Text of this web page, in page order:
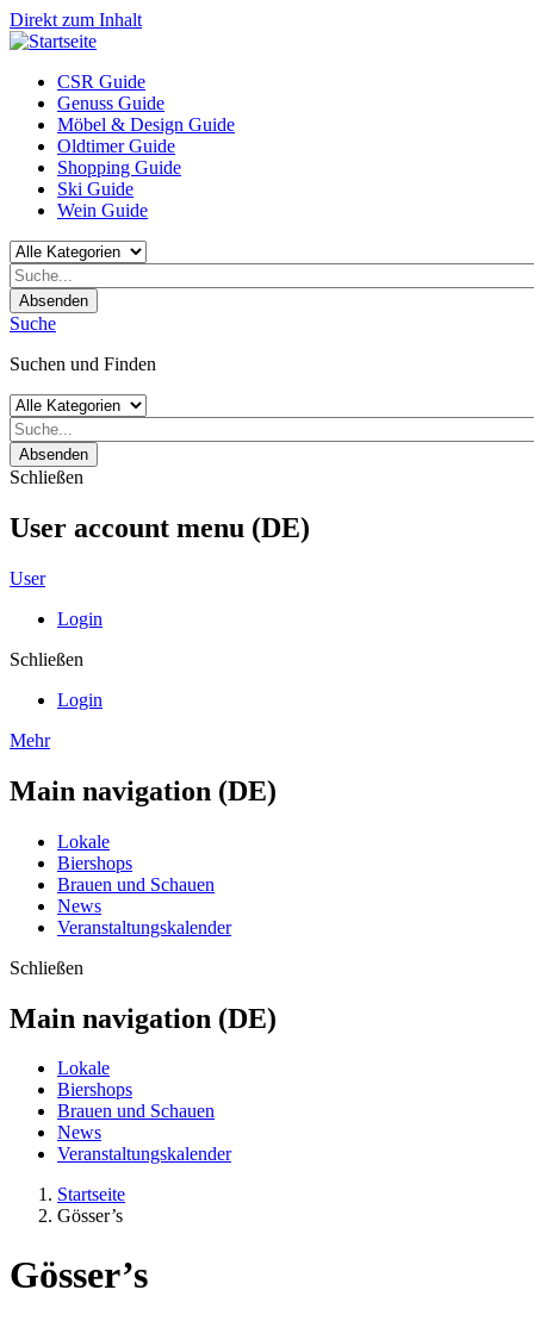
Direkt zum Inhalt
CSR Guide
Genuss Guide
Möbel & Design Guide
Oldtimer Guide
Shopping Guide
Ski Guide
Wein Guide
Absenden
Suche
Suchen und Finden
Absenden
Schließen
User account menu (DE)
User
Login
Schließen
Login
Mehr
Main navigation (DE)
Lokale
Biershops
Brauen und Schauen
News
Veranstaltungskalender
Schließen
Main navigation (DE)
Lokale
Biershops
Brauen und Schauen
News
Veranstaltungskalender
Startseite
Gösser’s
Gösser’s